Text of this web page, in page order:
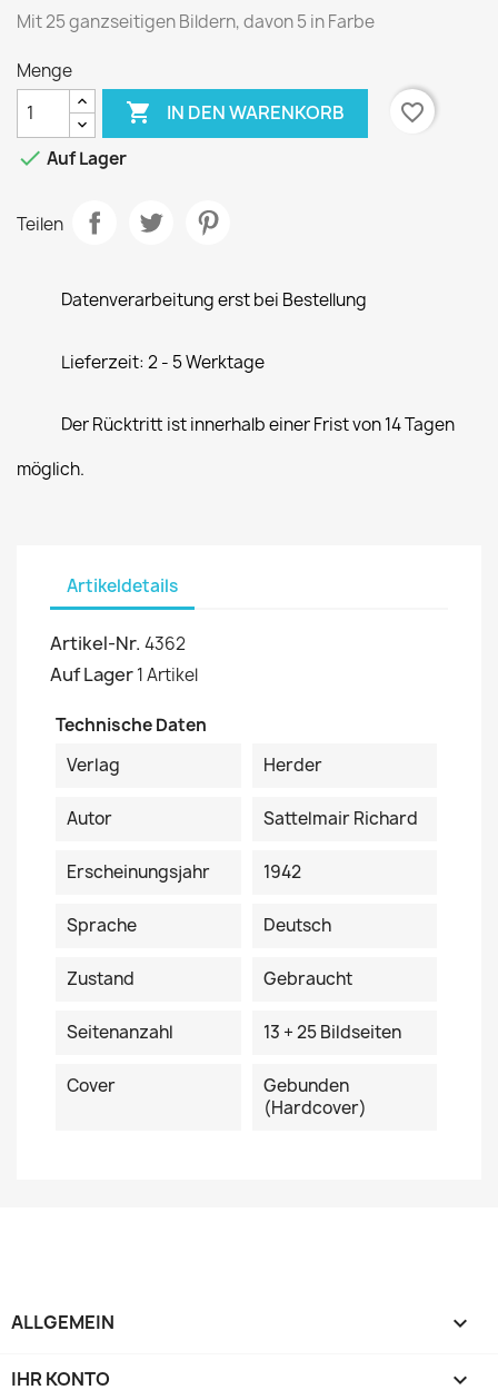
Mit 25 ganzseitigen Bildern, davon 5 in Farbe
Menge
 IN DEN WARENKORB
favorite_border
 Auf Lager
Teilen
Datenverarbeitung erst bei Bestellung
Lieferzeit: 2 - 5 Werktage
Der Rücktritt ist innerhalb einer Frist von 14 Tagen
möglich.
Artikeldetails
Artikel-Nr. 4362
Auf Lager1 Artikel
Technische Daten
Verlag
Herder
Autor Sattelmair Richard
Erscheinungsjahr 1942
Sprache Deutsch
Zustand Gebraucht
Seitenanzahl 13 + 25 Bildseiten
Cover
Gebunden
(Hardcover)
ALLGEMEIN 
IHR KONTO 